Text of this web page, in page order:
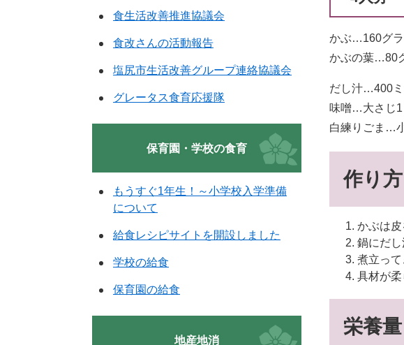
かぶ…160グラ
かぶの葉…80
だし汁…400
味噌…大さじ1
白練りごま…
作り方
かぶは皮
鍋にだし
煮立って
具材が柔
栄養量
食生活改善推進協議会
食改さんの活動報告
塩尻市生活改善グループ連絡協議会
グレータス食育応援隊
保育園・学校の食育
もうすぐ1年生！～小学校入学準備
について
給食レシピサイトを開設しました
学校の給食
保育園の給食
地産地消